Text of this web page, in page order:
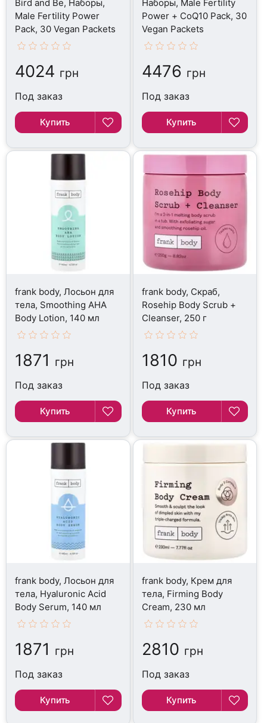
Bird and Be, Наборы,
Male Fertility Power
Pack, 30 Vegan Packets
4024 грн
Под заказ
Купить
Наборы, Male Fertility
Power + CoQ10 Pack, 30
Vegan Packets
4476 грн
Под заказ
Купить
frank body, Лосьон для
тела, Smoothing AHA
Body Lotion, 140 мл
1871 грн
Под заказ
Купить
frank body, Скраб,
Rosehip Body Scrub +
Cleanser, 250 г
1810 грн
Под заказ
Купить
frank body, Лосьон для
тела, Hyaluronic Acid
Body Serum, 140 мл
1871 грн
Под заказ
Купить
frank body, Крем для
тела, Firming Body
Cream, 230 мл
2810 грн
Под заказ
Купить